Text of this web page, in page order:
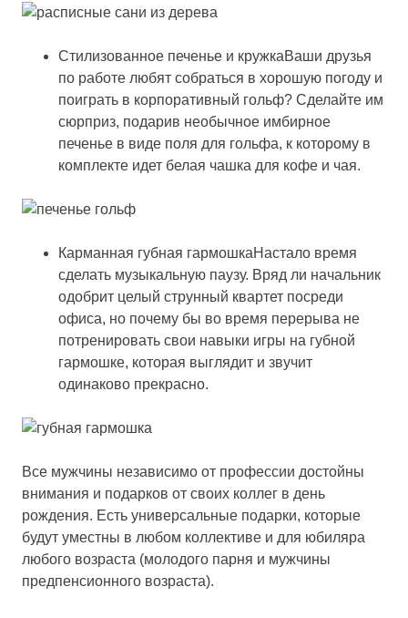
Стилизованное печенье и кружкаВаши друзья
по работе любят собраться в хорошую погоду и
поиграть в корпоративный гольф? Сделайте им
сюрприз, подарив необычное имбирное
печенье в виде поля для гольфа, к которому в
комплекте идет белая чашка для кофе и чая.
Карманная губная гармошкаНастало время
сделать музыкальную паузу. Вряд ли начальник
одобрит целый струнный квартет посреди
офиса, но почему бы во время перерыва не
потренировать свои навыки игры на губной
гармошке, которая выглядит и звучит
одинаково прекрасно.
Все мужчины независимо от профессии достойны
внимания и подарков от своих коллег в день
рождения. Есть универсальные подарки, которые
будут уместны в любом коллективе и для юбиляра
любого возраста (молодого парня и мужчины
предпенсионного возраста).